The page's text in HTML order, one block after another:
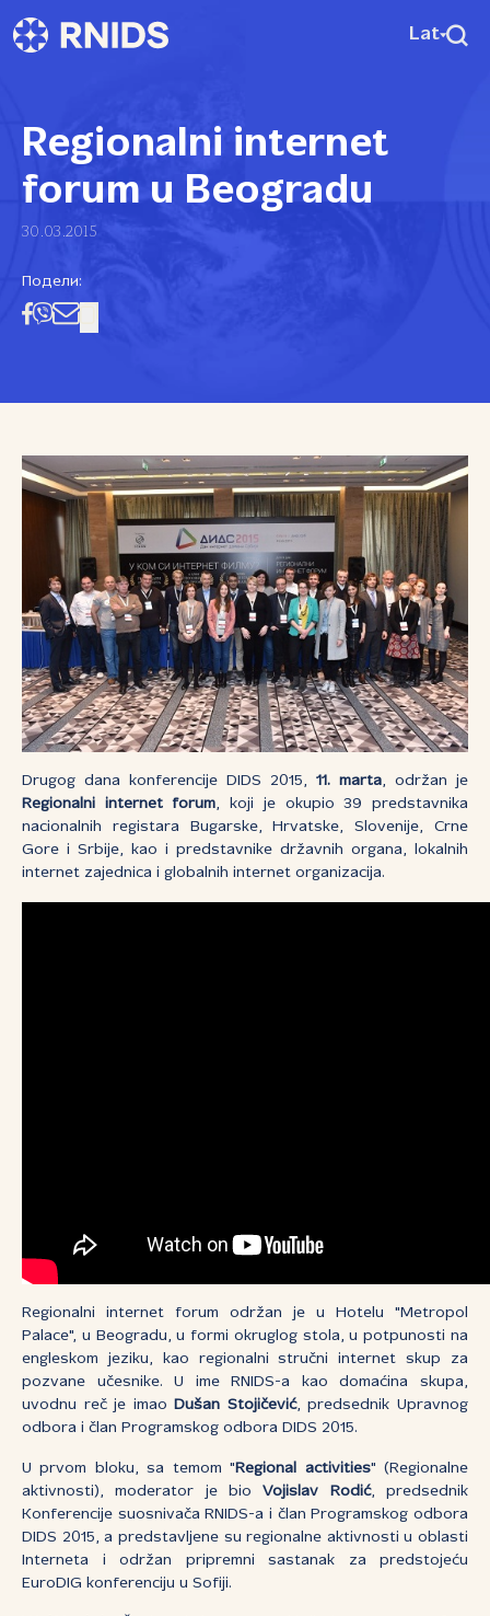
Lat
Regionalni internet
forum u Beogradu
30.03.2015
Подели:
Drugog dana konferencije DIDS 2015, 11. marta, održan je
Regionalni internet forum, koji je okupio 39 predstavnika
nacionalnih registara Bugarske, Hrvatske, Slovenije, Crne
Gore i Srbije, kao i predstavnike državnih organa, lokalnih
internet zajednica i globalnih internet organizacija.
Regionalni internet forum održan je u Hotelu "Metropol
Palace", u Beogradu, u formi okruglog stola, u potpunosti na
engleskom jeziku, kao regionalni stručni internet skup za
pozvane učesnike. U ime RNIDS-a kao domaćina skupa,
uvodnu reč je imao
Dušan Stojičević, predsednik Upravnog
odbora i član Programskog odbora DIDS 2015.
U prvom bloku, sa temom " Regional activities" (Regionalne
aktivnosti), moderator je bioVojislav Rodić, predsednik
Konferencije suosnivača RNIDS-a i član Programskog odbora
DIDS 2015, a predstavljene su regionalne aktivnosti u oblasti
Interneta i održan pripremni sastanak za predstojeću
EuroDIG konferenciju u Sofiji.